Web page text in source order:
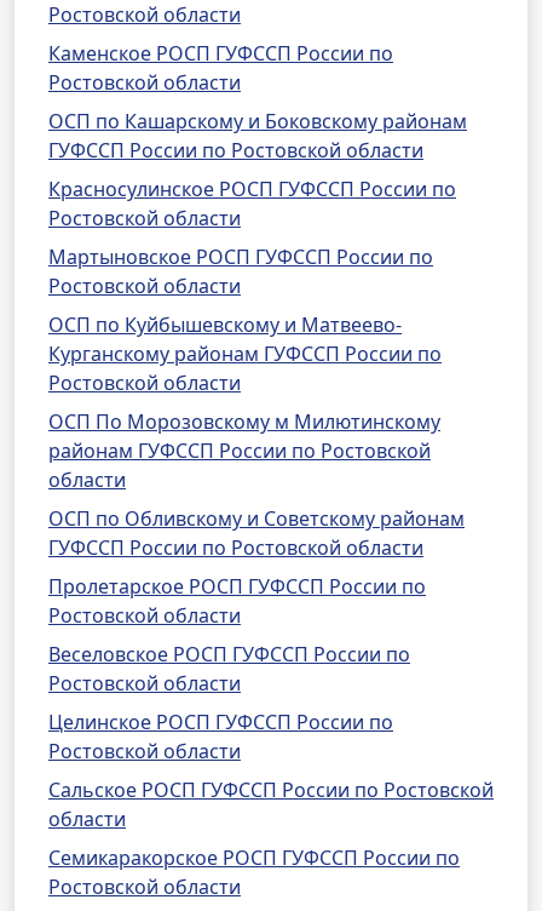
Ростовской области
Каменское РОСП ГУФССП России по
Ростовской области
ОСП по Кашарскому и Боковскому районам
ГУФССП России по Ростовской области
Красносулинское РОСП ГУФССП России по
Ростовской области
Мартыновское РОСП ГУФССП России по
Ростовской области
ОСП по Куйбышевскому и Матвеево-
Курганскому районам ГУФССП России по
Ростовской области
ОСП По Морозовскому м Милютинскому
районам ГУФССП России по Ростовской
области
ОСП по Обливскому и Советскому районам
ГУФССП России по Ростовской области
Пролетарское РОСП ГУФССП России по
Ростовской области
Веселовское РОСП ГУФССП России по
Ростовской области
Целинское РОСП ГУФССП России по
Ростовской области
Сальское РОСП ГУФССП России по Ростовской
области
Семикаракорское РОСП ГУФССП России по
Ростовской области